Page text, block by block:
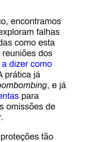
encontramos
falhas
como esta
dos
a dizer como
prática já
, e já
para
omissões de
tão